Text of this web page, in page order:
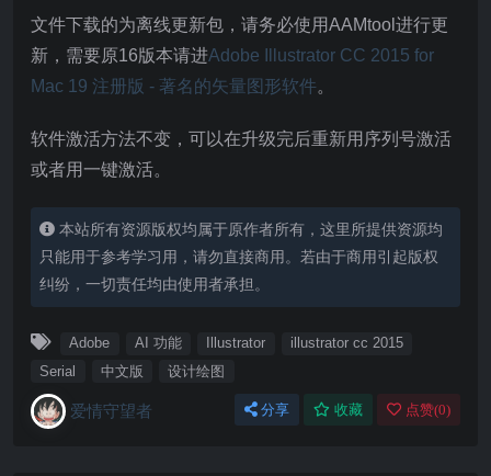
文件下载的为离线更新包，请务必使用AAMtool进行更
新，需要原16版本请进Adobe Illustrator CC 2015 for
Mac 19 注册版 - 著名的矢量图形软件。
软件激活方法不变，可以在升级完后重新用序列号激活
或者用一键激活。
本站所有资源版权均属于原作者所有，这里所提供资源均
只能用于参考学习用，请勿直接商用。若由于商用引起版权
纠纷，一切责任均由使用者承担。
Adobe AI 功能 Illustrator
illustrator cc 2015
Serial
中文版 设计绘图
爱情守望者 分享 收藏 点赞(0)